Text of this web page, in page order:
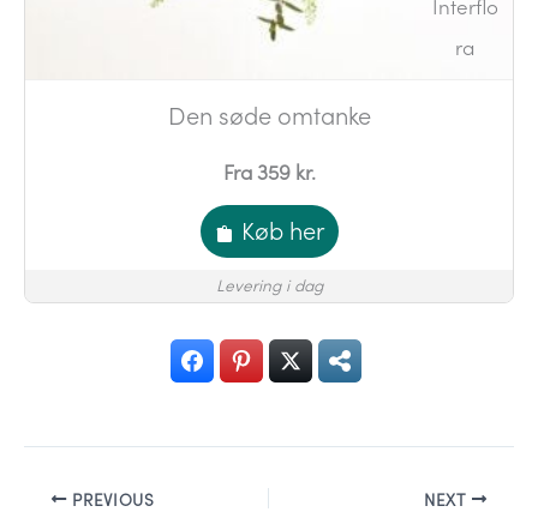
Den søde omtanke
Fra 359 kr.
Køb her
Levering i dag
PREVIOUS NEXT